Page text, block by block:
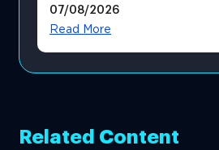
โดยตรง
07/08/2026
Read More
Related Content